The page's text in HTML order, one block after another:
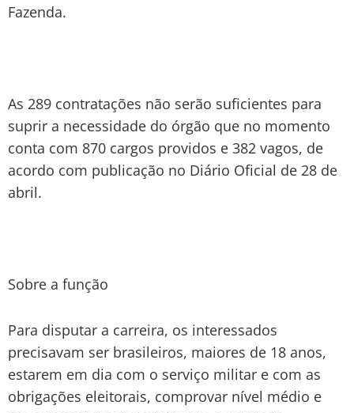
Fazenda.
As 289 contratações não serão suficientes para
suprir a necessidade do órgão que no momento
conta com 870 cargos providos e 382 vagos, de
acordo com publicação no Diário Oficial de 28 de
abril.
Sobre a função
Para disputar a carreira, os interessados
precisavam ser brasileiros, maiores de 18 anos,
estarem em dia com o serviço militar e com as
obrigações eleitorais, comprovar nível médio e